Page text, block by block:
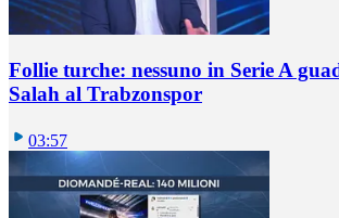
Follie turche: nessuno in Serie A
Salah al Trabzonspor
03:57